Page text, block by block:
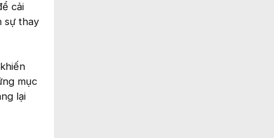
cải
sự thay
mục
lại